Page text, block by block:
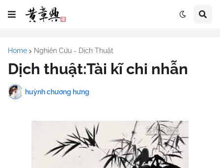
Home Nghiên Cứu - Dịch Thuật
Dịch thuật:Tài kĩ chi nhẫn
huỳnh chương hưng